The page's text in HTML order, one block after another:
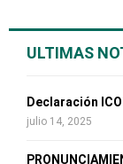
h
o
r
ULTIMAS
Declaración
julio 14, 2025